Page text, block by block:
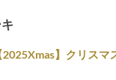
2025Xmas】クリスマ